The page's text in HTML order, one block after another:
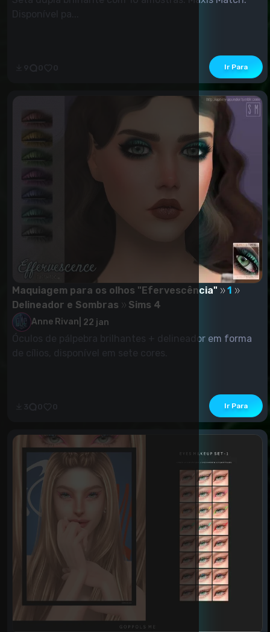
Ir Para
Maquiagem para os olhos "Efervescência"
1
Delineador e Sombras
Sims 4
Anne Rivan 22 jan
Óculos de pálpebra brilhantes + delineador em forma
Ir Para